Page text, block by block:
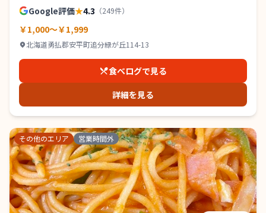
Google評価★4.3 （249件）
￥1,000～￥1,999
北海道勇払郡安平町追分緑が丘114-13
食べログで見る
詳細を見る
その他のエリア 営業時間外